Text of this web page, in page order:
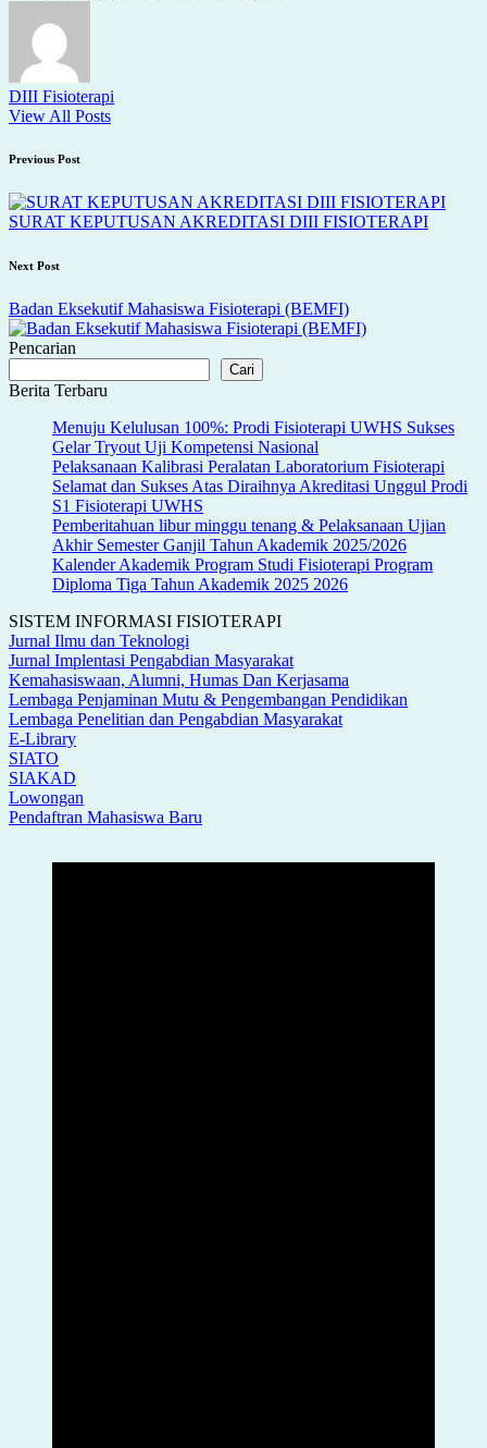
DIII Fisioterapi
View All Posts
Post
navigation
Previous Post
SURAT KEPUTUSAN AKREDITASI DIII FISIOTERAPI
Next Post
Badan Eksekutif Mahasiswa Fisioterapi (BEMFI)
Pencarian
Cari
Berita Terbaru
Menuju Kelulusan 100%: Prodi Fisioterapi UWHS Sukses
Gelar Tryout Uji Kompetensi Nasional
Pelaksanaan Kalibrasi Peralatan Laboratorium Fisioterapi
Selamat dan Sukses Atas Diraihnya Akreditasi Unggul Prodi
S1 Fisioterapi UWHS
Pemberitahuan libur minggu tenang & Pelaksanaan Ujian
Akhir Semester Ganjil Tahun Akademik 2025/2026
Kalender Akademik Program Studi Fisioterapi Program
Diploma Tiga Tahun Akademik 2025 2026
SISTEM INFORMASI FISIOTERAPI
Jurnal Ilmu dan Teknologi
Jurnal Implentasi Pengabdian Masyarakat
Kemahasiswaan, Alumni, Humas Dan Kerjasama
Lembaga Penjaminan Mutu & Pengembangan Pendidikan
Lembaga Penelitian dan Pengabdian Masyarakat
E-Library
SIATO
SIAKAD
Lowongan
Pendaftran Mahasiswa Baru